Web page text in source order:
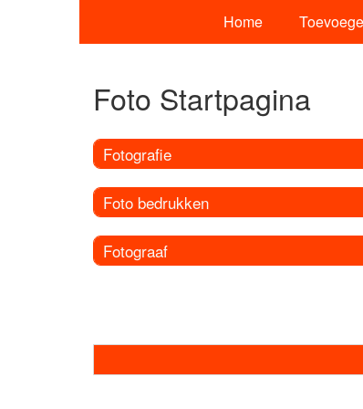
Home
Foto Startpagina
Fotografie
Foto bedrukken
Fotograaf